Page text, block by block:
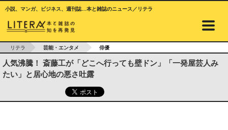
小説、マンガ、ビジネス、週刊誌…本と雑誌のニュース／リテラ
リテラ 芸能・エンタメ 俳優
人気沸騰！ 斎藤工が「どこへ行っても壁ドン」「一発屋芸人み
たい」と居心地の悪さ吐露